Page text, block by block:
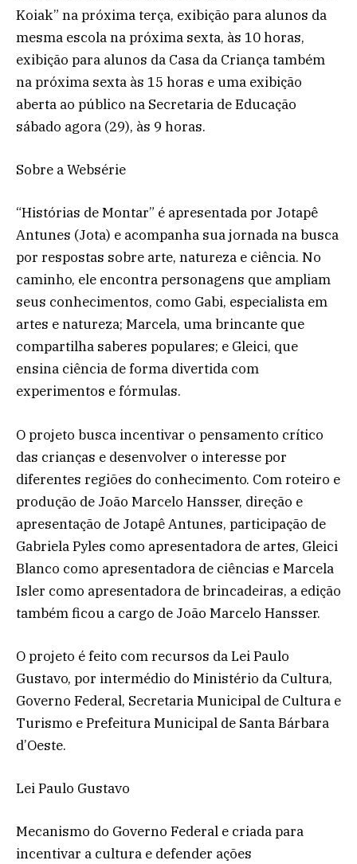
Koiak” na próxima terça, exibição para alunos da
mesma escola na próxima sexta, às 10 horas,
exibição para alunos da Casa da Criança também
na próxima sexta às 15 horas e uma exibição
aberta ao público na Secretaria de Educação
sábado agora (29), às 9 horas.
Sobre a Websérie
“Histórias de Montar” é apresentada por Jotapê
Antunes (Jota) e acompanha sua jornada na busca
por respostas sobre arte, natureza e ciência. No
caminho, ele encontra personagens que ampliam
seus conhecimentos, como Gabi, especialista em
artes e natureza; Marcela, uma brincante que
compartilha saberes populares; e Gleici, que
ensina ciência de forma divertida com
experimentos e fórmulas.
O projeto busca incentivar o pensamento crítico
das crianças e desenvolver o interesse por
diferentes regiões do conhecimento. Com roteiro e
produção de João Marcelo Hansser, direção e
apresentação de Jotapê Antunes, participação de
Gabriela Pyles como apresentadora de artes, Gleici
Blanco como apresentadora de ciências e Marcela
Isler como apresentadora de brincadeiras, a edição
também ficou a cargo de João Marcelo Hansser.
O projeto é feito com recursos da Lei Paulo
Gustavo, por intermédio do Ministério da Cultura,
Governo Federal, Secretaria Municipal de Cultura e
Turismo e Prefeitura Municipal de Santa Bárbara
d’Oeste.
Lei Paulo Gustavo
Mecanismo do Governo Federal e criada para
incentivar a cultura e defender ações